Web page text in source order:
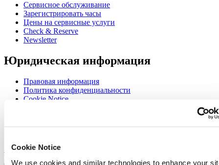
Cookie Notice
We use cookies and similar technologies to enhance your
Сервисное обслуживание
Зарегистрировать часы
Цены на сервисные услуги
Check & Reserve
Newsletter
Юридическая информация
Правовая информация
Политика конфиденциальности
Cookie Notice
Sign up
Выбрать страну/регион